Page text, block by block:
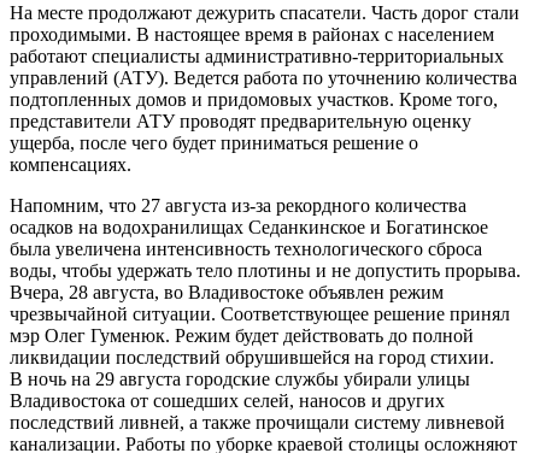
На месте продолжают дежурить спасатели. Часть дорог стали
проходимыми. В настоящее время в районах с населением
работают специалисты административно-территориальных
управлений (АТУ). Ведется работа по уточнению количества
подтопленных домов и придомовых участков. Кроме того,
представители АТУ проводят предварительную оценку
ущерба, после чего будет приниматься решение о
компенсациях.
Напомним, что 27 августа из-за рекордного количества
осадков на водохранилищах Седанкинское и Богатинское
была увеличена интенсивность технологического сброса
воды, чтобы удержать тело плотины и не допустить прорыва.
Вчера, 28 августа, во Владивостоке объявлен режим
чрезвычайной ситуации. Соответствующее решение принял
мэр Олег Гуменюк. Режим будет действовать до полной
ликвидации последствий обрушившейся на город стихии.
В ночь на 29 августа городские службы убирали улицы
Владивостока от сошедших селей, наносов и других
последствий ливней, а также прочищали систему ливневой
канализации. Работы по уборке краевой столицы осложняют